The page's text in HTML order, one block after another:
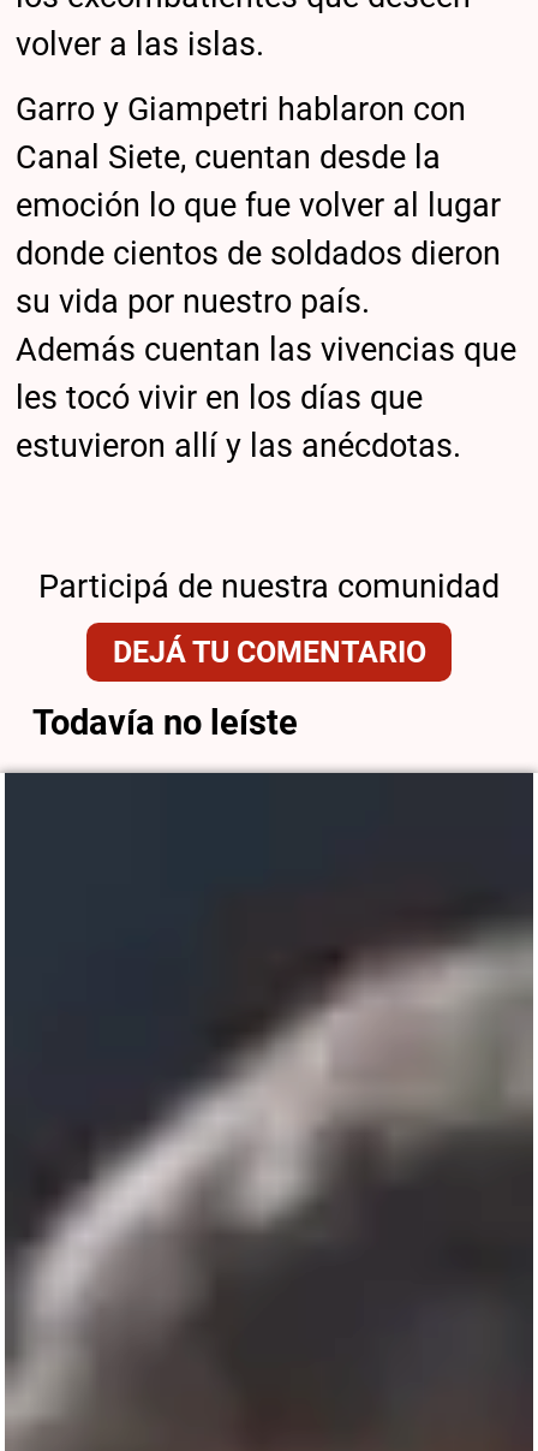
volver a las islas.
Garro y Giampetri hablaron con
Canal Siete, cuentan desde la
emoción lo que fue volver al lugar
donde cientos de soldados dieron
su vida por nuestro país.
Además cuentan las vivencias que
les tocó vivir en los días que
estuvieron allí y las anécdotas.
Participá de nuestra comunidad
DEJÁ TU COMENTARIO
Todavía no leíste